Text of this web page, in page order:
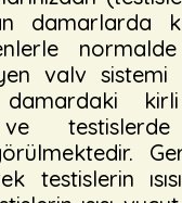
damarlarda
valv sistemi
testislerde
testislerin